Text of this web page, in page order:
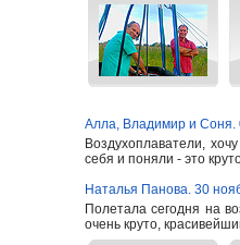
Алла, Владимир и Соня.
Воздухоплаватели,
себя и поняли - это
Наталья Панова. 30
Полетала сегодня на
очень круто,